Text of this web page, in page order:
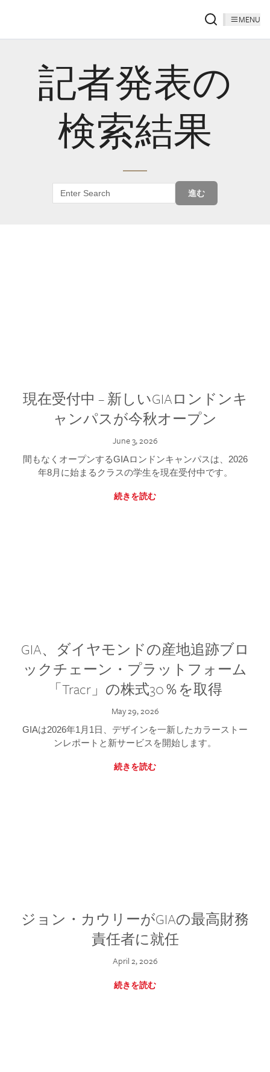
MENU
記者発表の
検索結果
進む
現在受付中 – 新しいGIAロンドンキ
ャンパスが今秋オープン
June 3, 2026
間もなくオープンするGIAロンドンキャンパスは、2026
年8月に始まるクラスの学生を現在受付中です。
続きを読む
GIA、ダイヤモンドの産地追跡ブロ
ックチェーン・プラットフォーム
「Tracr」の株式30％を取得
May 29, 2026
GIAは2026年1月1日、デザインを一新したカラーストー
ンレポートと新サービスを開始します。
続きを読む
ジョン・カウリーがGIAの最高財務
責任者に就任
April 2, 2026
続きを読む